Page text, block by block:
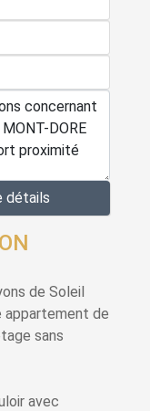
détails
de Soleil
appartement de
sans
avec